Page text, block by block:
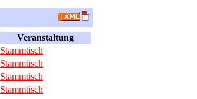
Veranstaltung
Stammtisch
Stammtisch
Stammtisch
Stammtisch